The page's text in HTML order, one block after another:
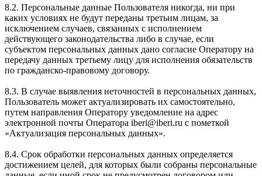
8.2. Персональные данные Пользователя никогда, ни при
каких условиях не будут переданы третьим лицам, за
исключением случаев, связанных с исполнением
действующего законодательства либо в случае, если
субъектом персональных данных дано согласие Оператору на
передачу данных третьему лицу для исполнения обязательств
по гражданско-правовому договору.
8.3. В случае выявления неточностей в персональных данных,
Пользователь может актуализировать их самостоятельно,
путем направления Оператору уведомление на адрес
электронной почты Оператора iberi@iberi.ru с пометкой
«Актуализация персональных данных».
8.4. Срок обработки персональных данных определяется
достижением целей, для которых были собраны персональные